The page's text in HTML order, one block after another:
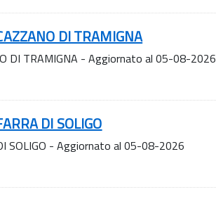
DI TRAMIGNA
DI TRAMIGNA - Aggiornato al 05-08-2026
DI SOLIGO
SOLIGO - Aggiornato al 05-08-2026